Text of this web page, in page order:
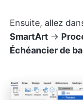
Ensuite, allez
SmartArt →
Échéancier de